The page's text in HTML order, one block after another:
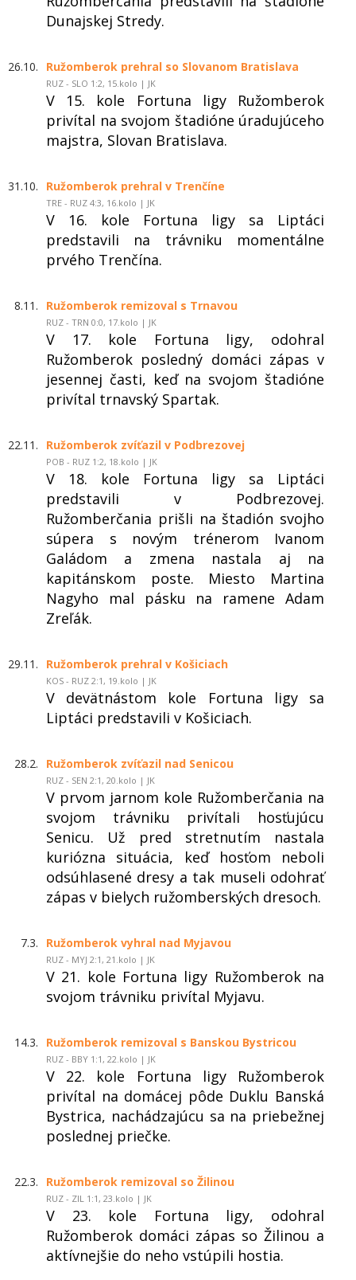
Dunajskej Stredy.
26.10. Ružomberok prehral so Slovanom Bratislava
RUZ - SLO 1:2, 15.kolo | JK
V 15. kole Fortuna ligy Ružomberok
privítal na svojom štadióne úradujúceho
majstra, Slovan Bratislava.
31.10. Ružomberok prehral v Trenčíne
TRE - RUZ 4:3, 16.kolo | JK
V 16. kole Fortuna ligy sa Liptáci
predstavili na trávniku momentálne
prvého Trenčína.
8.11. Ružomberok remizoval s Trnavou
RUZ - TRN 0:0, 17.kolo | JK
V 17. kole Fortuna ligy, odohral
Ružomberok posledný domáci zápas v
jesennej časti, keď na svojom štadióne
privítal trnavský Spartak.
22.11. Ružomberok zvíťazil v Podbrezovej
POB - RUZ 1:2, 18.kolo | JK
V 18. kole Fortuna ligy sa Liptáci
predstavili v Podbrezovej.
Ružomberčania prišli na štadión svojho
súpera s novým trénerom Ivanom
Galádom a zmena nastala aj na
kapitánskom poste. Miesto Martina
Nagyho mal pásku na ramene Adam
Zreľák.
29.11. Ružomberok prehral v Košiciach
KOS - RUZ 2:1, 19.kolo | JK
V devätnástom kole Fortuna ligy sa
Liptáci predstavili v Košiciach.
28.2. Ružomberok zvíťazil nad Senicou
RUZ - SEN 2:1, 20.kolo | JK
V prvom jarnom kole Ružomberčania na
svojom trávniku privítali hosťujúcu
Senicu. Už pred stretnutím nastala
kuriózna situácia, keď hosťom neboli
odsúhlasené dresy a tak museli odohrať
zápas v bielych ružomberských dresoch.
7.3. Ružomberok vyhral nad Myjavou
RUZ - MYJ 2:1, 21.kolo | JK
V 21. kole Fortuna ligy Ružomberok na
svojom trávniku privítal Myjavu.
14.3. Ružomberok remizoval s Banskou Bystricou
RUZ - BBY 1:1, 22.kolo | JK
V 22. kole Fortuna ligy Ružomberok
privítal na domácej pôde Duklu Banská
Bystrica, nachádzajúcu sa na priebežnej
poslednej priečke.
22.3. Ružomberok remizoval so Žilinou
RUZ - ZIL 1:1, 23.kolo | JK
V 23. kole Fortuna ligy, odohral
Ružomberok domáci zápas so Žilinou a
aktívnejšie do neho vstúpili hostia.